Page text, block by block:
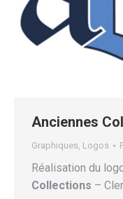
Anciennes
Graphiques Logos
Réalisation du
Collections –